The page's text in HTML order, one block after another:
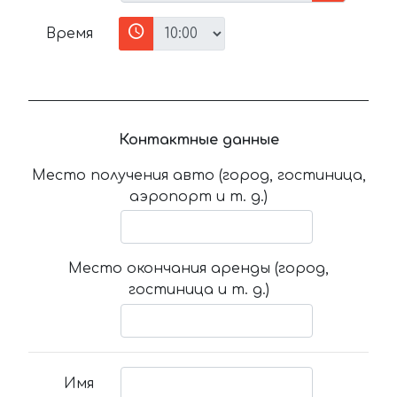
Время
Контактные данные
Место получения авто (город, гостиница,
аэропорт и т. д.)
Место окончания аренды (город,
гостиница и т. д.)
Имя